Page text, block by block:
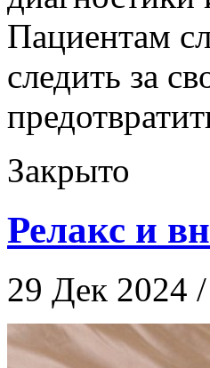
Пациентам
следить за
Закрыто
Релакс и
29 Дек 2024